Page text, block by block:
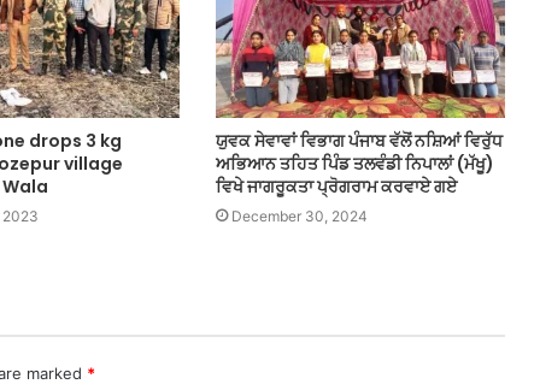
drops 3 kg
village
2023
ਯੁਵਕ ਸੇਵਾਵਾਂ ਵਿਭਾਗ ਪੰਜਾਬ ਵੱਲੋਂ ਨਸ਼ਿਆਂ ਵਿਰੁੱਧ
ਅਭਿਆਨ ਤਹਿਤ ਪਿੰਡ ਤਲਵੰਡੀ ਨਿਪਾਲਾਂ (ਮੱਖੂ)
ਵਿਖੇ ਜਾਗਰੂਕਤਾ ਪ੍ਰੋਗਰਾਮ ਕਰਵਾਏ ਗਏ
December 30, 2024
marked *